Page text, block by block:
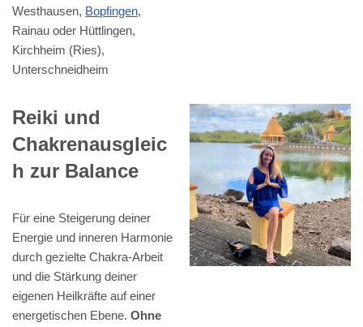
Westhausen, Bopfingen,
Rainau oder Hüttlingen,
Kirchheim (Ries),
Unterschneidheim
Reiki und
Chakrenausgleic
h zur Balance
Für eine Steigerung deiner
Energie und inneren Harmonie
durch gezielte Chakra-Arbeit
und die Stärkung deiner
eigenen Heilkräfte auf einer
energetischen Ebene. Ohne